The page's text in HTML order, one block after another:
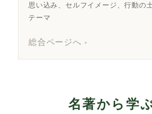
思い込み、セルフイメージ、行動の
テーマ
総合ページへ ›
名著から学